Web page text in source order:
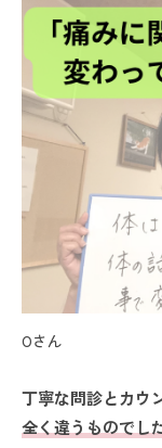
Oさん
丁寧な問診とカウ
全く違うものでした